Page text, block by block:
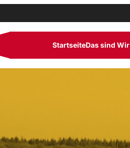
StartseiteDas sind Wir